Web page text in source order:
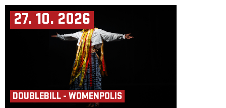
27. 10. 2026
DOUBLEBILL - WOMENPOLIS